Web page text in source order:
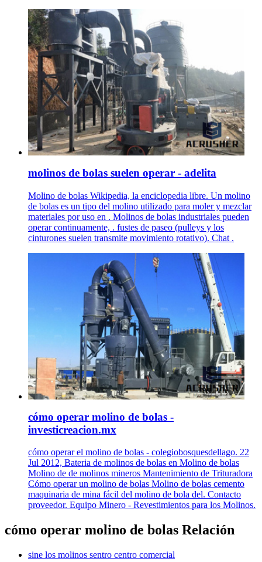
molinos de bolas suelen operar - adelita
Molino de bolas Wikipedia, la enciclopedia libre. Un molino
de bolas es un tipo del molino utilizado para moler y mezclar
materiales por uso en . Molinos de bolas industriales pueden
operar continuamente, . fustes de paseo (pulleys y los
cinturones suelen transmite movimiento rotativo). Chat .
cómo operar molino de bolas -
investicreacion.mx
cómo operar el molino de bolas - colegiobosquesdellago. 22
Jul 2012, Bateria de molinos de bolas en Molino de bolas
Molino de de molinos mineros Mantenimiento de Trituradora
Cómo operar un molino de bolas Molino de bolas cemento
maquinaria de mina fácil del molino de bola del. Contacto
proveedor. Equipo Minero - Revestimientos para los Molinos.
cómo operar molino de bolas Relación
sine los molinos sentro centro comercial